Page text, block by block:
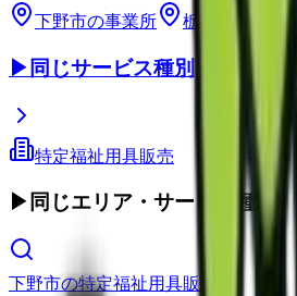
下野市の事業所 栃木県 の事業所
▶ 同じサービス種別
特定福祉用具販売
▶ 同じエリア・サービス種別
下野市の特定福祉用具販売